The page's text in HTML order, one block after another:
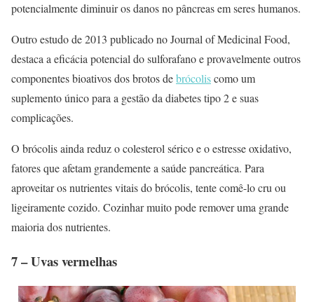
potencialmente diminuir os danos no pâncreas em seres humanos.
Outro estudo de 2013 publicado no Journal of Medicinal Food,
destaca a eficácia potencial do sulforafano e provavelmente outros
componentes bioativos dos brotos debrócoliscomo um
suplemento único para a gestão da diabetes tipo 2 e suas
complicações.
O brócolis ainda reduz o colesterol sérico e o estresse oxidativo,
fatores que afetam grandemente a saúde pancreática. Para
aproveitar os nutrientes vitais do brócolis, tente comê-lo cru ou
ligeiramente cozido. Cozinhar muito pode remover uma grande
maioria dos nutrientes.
7 – Uvas vermelhas